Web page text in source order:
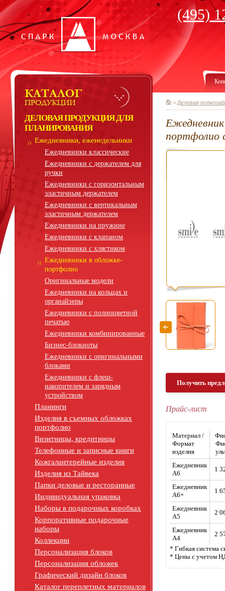
(495)
ДЕЛОВАЯ ПРОДУКЦИЯ ДЛЯ
ПЛАНИРОВАНИЯ
Ежедневники, еженедельники
Ежедневники классические
Ежедневники с держателем для
ручки
Ежедневники с горизонтальным
эластичным держателем
Ежедневники с вертикальным
эластичным держателем
Ежедневники на пружине
Ежедневники с клапаном
Ежедневники с хлястиком
Ежедневники в обложке-
портфолио
Оригинальные модели
Ежедневники на кольцах и
органайзеры
Ежедневники с полноцветной
печатью
Ежедневники комбинированные
Бизнес-блокноты
Ежедневники с оригинальными
блоками
Ежедневники с флеш-
накопителем и зарядным
устройством
Планинги
Изделия в съемных обложках
портфолио
Визитницы, кредитницы
Телефонные и записные книги
Кожгалантерейные изделия
Изделия из Тайвека
Папки деловые и ресторанные
Индивидуальная упаковка
Наборы в подарочных коробках
Корпоративные подарочные
наборы
Коллекции
Персонализация блоков
Персонализация обложек
Графический дизайн блоков
Каталог переплетных материалов
> Деловая
портфолио
Получить
Прайс-лист
Материал /
Формат
изделия
Ежедневник
А6
1
Ежедневник
А6+
1
Ежедневник
А5
2
Ежедневник
А4
2
* Гибкая система
* Цены с учетом